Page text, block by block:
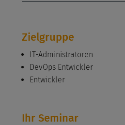
Zielgruppe
IT-Administratoren
DevOps Entwickler
Entwickler
Ihr Seminar